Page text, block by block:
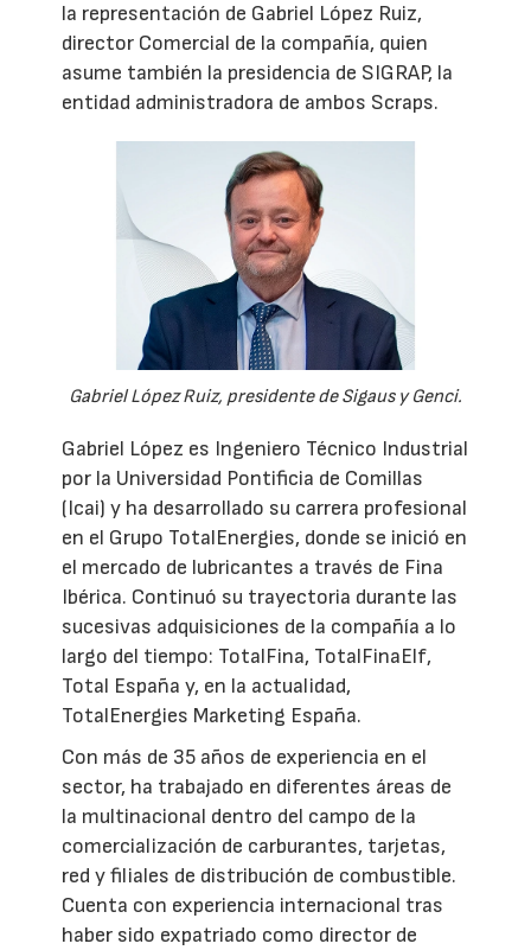
la representación de Gabriel López Ruiz,
director Comercial de la compañía, quien
asume también la presidencia de SIGRAP, la
entidad administradora de ambos Scraps.
Gabriel López Ruiz, presidente de Sigaus y Genci.
Gabriel López es Ingeniero Técnico Industrial
por la Universidad Pontificia de Comillas
(Icai) y ha desarrollado su carrera profesional
en el Grupo TotalEnergies, donde se inició en
el mercado de lubricantes a través de Fina
Ibérica. Continuó su trayectoria durante las
sucesivas adquisiciones de la compañía a lo
largo del tiempo: TotalFina, TotalFinaElf,
Total España y, en la actualidad,
TotalEnergies Marketing España.
Con más de 35 años de experiencia en el
sector, ha trabajado en diferentes áreas de
la multinacional dentro del campo de la
comercialización de carburantes, tarjetas,
red y filiales de distribución de combustible.
Cuenta con experiencia internacional tras
haber sido expatriado como director de